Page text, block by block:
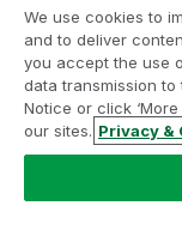
法的契約 製
リーガルポリシー
Do Not Share
Copyright ©
We use cookies to
and to deliver
you accept the use
data transmission to
Notice or click
our sites. Privacy &